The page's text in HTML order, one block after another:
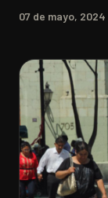
07 de mayo, 2024